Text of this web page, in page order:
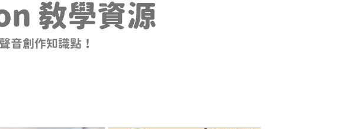
教學資源
音創作知識點！